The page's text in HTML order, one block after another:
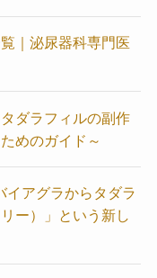
｜泌尿器科専門医
ダラフィルの副作
めのガイド～
イアグラからタダラ
ー）」という新し